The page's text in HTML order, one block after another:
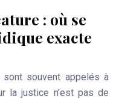
: où se
exacte
souvent appelés à
la justice n’est pas de